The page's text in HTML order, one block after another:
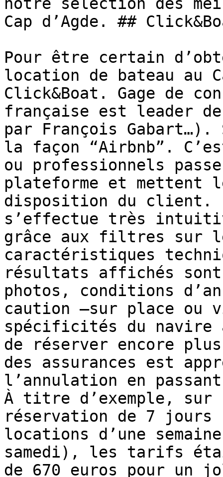
Cap d’Agde. ##
Pour être certain
location de bateau au
Click&Boat. Gage de
française est leader
par François Gabart…).
la façon “Airbnb”.
ou professionnels
plateforme et mettent
disposition du client.
s’effectue très
grâce aux filtres sur
caractéristiques
résultats affichés
photos, conditions
caution –sur place ou
spécificités du navire
de réserver encore
des assurances est
l’annulation en
À titre d’exemple, sur
réservation de 7 jours
locations d’une
samedi), les tarifs
de 670 euros pour un